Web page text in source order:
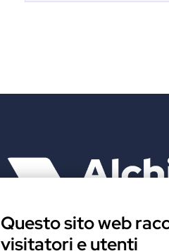
Questo sito web
visitatori e utenti